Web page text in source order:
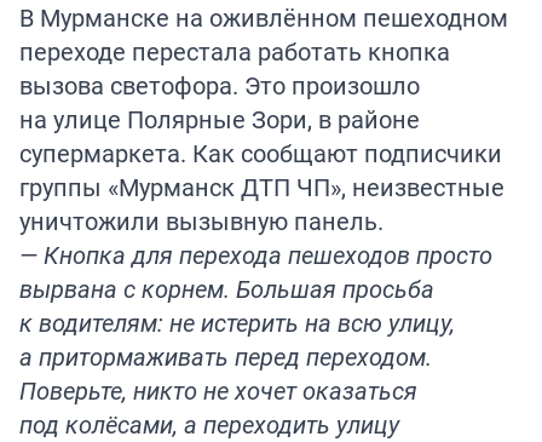
В Мурманске на оживлённом пешеходном
переходе перестала работать кнопка
вызова светофора. Это произошло
на улице Полярные Зори, в районе
супермаркета. Как сообщают подписчики
группы «Мурманск ДТП ЧП», неизвестные
уничтожили вызывную панель.
— Кнопка для перехода пешеходов просто
вырвана с корнем. Большая просьба
к водителям: не истерить на всю улицу,
а притормаживать перед переходом.
Поверьте, никто не хочет оказаться
под колёсами, а переходить улицу